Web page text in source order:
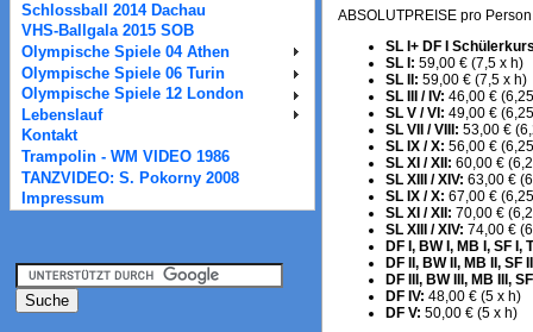
ABSOLUTPREISE pro
SL I+ DF I
SL I: 59,00 € (7,5 x h)
SL II: 59,00 € (7,5 x h)
SL III / IV: 46,00 €
SL V / VI: 49,00 €
SL VII / VIII: 53,00 €
SL IX / X: 56,00 €
SL XI / XII: 60,00 €
SL XIII / XIV: 63,00 €
SL IX / X: 67,00 €
SL XI / XII: 70,00 €
SL XIII / XIV: 74,00 €
DF I, BW I, MB I, SF I,
DF II, BW II, MB II, SF
DF III, BW III, MB III,
DF IV: 48,00 € (5 x h)
DF V: 50,00 € (5 x h)
Schlossball 2014 Dachau
VHS-Ballgala 2015 SOB
Olympische Spiele 04 Athen
Olympische Spiele 06 Turin
Olympische Spiele 12 London
Lebenslauf
Kontakt
Trampolin - WM VIDEO 1986
TANZVIDEO: S. Pokorny 2008
Impressum